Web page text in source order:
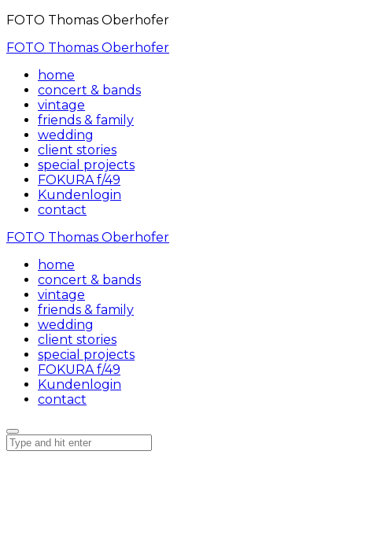
FOTO Thomas Oberhofer
FOTO Thomas Oberhofer
home
concert & bands
vintage
friends & family
wedding
client stories
special projects
FOKURA f/49
Kundenlogin
contact
FOTO Thomas Oberhofer
home
concert & bands
vintage
friends & family
wedding
client stories
special projects
FOKURA f/49
Kundenlogin
contact